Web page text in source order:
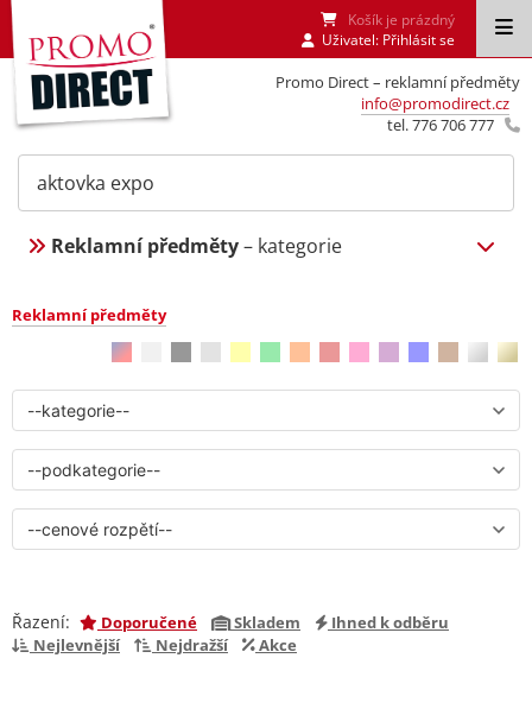
Promo Direct – reklamní předměty
info@promodirect.cz
tel. 776 706 777
Košík je prázdný
Uživatel: Přihlásit se
Reklamní předměty– kategorie
Reklamní předměty
Řazení: Doporučené Skladem
Ihned k odběru
Nejlevnější
Nejdražší Akce